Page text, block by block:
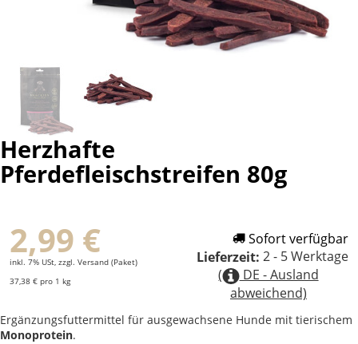
Herzhafte
Pferdefleischstreifen 80g
2,99 €
inkl. 7% USt, zzgl. Versand (Paket)
37,38 € pro 1 kg
Sofort verfügbar
Lieferzeit: 2 - 5 Werktage
(
DE - Ausland
abweichend)
Ergänzungsfuttermittel für ausgewachsene Hunde mit tierischem
Monoprotein.